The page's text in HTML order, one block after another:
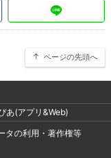
ページの先頭へ
あ(アプリ&Web)
タの利用・著作権等